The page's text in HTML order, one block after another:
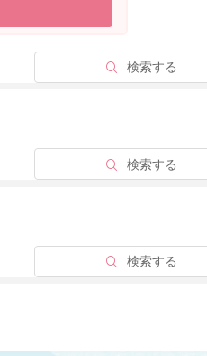
思いますよ。
、欲しがり方が変わるようになる
いますよ。
検索する
検索する
検索する